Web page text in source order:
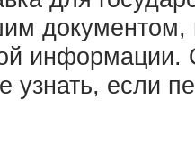
узнать, если